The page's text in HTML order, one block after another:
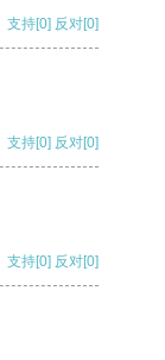
支持[0] 反对[0]
支持[0] 反对[0]
支持[0] 反对[0]